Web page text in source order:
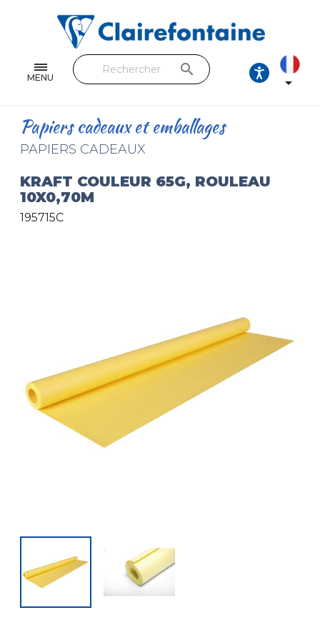
MENU
Feuilles & Copies
Beaux-arts & Dessin
Loisirs créatifs
Cuir & trousses
search

Papiers cadeaux et emballages
PAPIERS CADEAUX
KRAFT COULEUR 65G, ROULEAU
10X0,70M
195715C